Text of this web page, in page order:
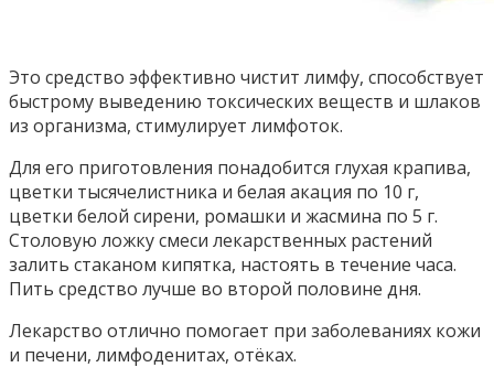
Это средство эффективно чистит лимфу, способствует
быстрому выведению токсических веществ и шлаков
из организма, стимулирует лимфоток.
Для его приготовления понадобится глухая крапива,
цветки тысячелистника и белая акация по 10 г,
цветки белой сирени, ромашки и жасмина по 5 г.
Столовую ложку смеси лекарственных растений
залить стаканом кипятка, настоять в течение часа.
Пить средство лучше во второй половине дня.
Лекарство отлично помогает при заболеваниях кожи
и печени, лимфоденитах, отёках.